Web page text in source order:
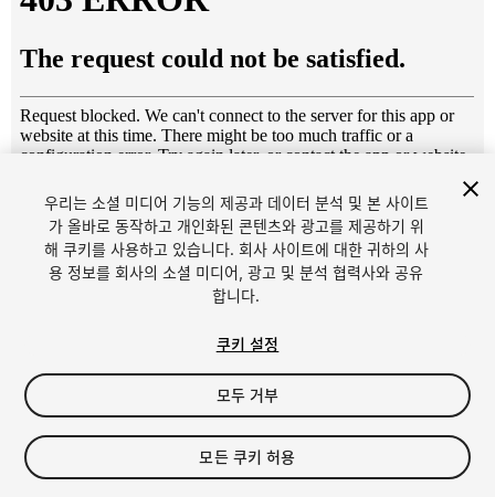
1/15
$18.90
세금/부가세는 결제 시 반영됩니다.
우리는 소셜 미디어 기능의 제공과 데이터 분석 및 본 사이트
가 올바로 동작하고 개인화된 콘텐츠와 광고를 제공하기 위
해 쿠키를 사용하고 있습니다. 회사 사이트에 대한 귀하의 사
용 정보를 회사의 소셜 미디어, 광고 및 분석 협력사와 공유
합니다.
쿠키 설정
모두 거부
모든 쿠키 허용